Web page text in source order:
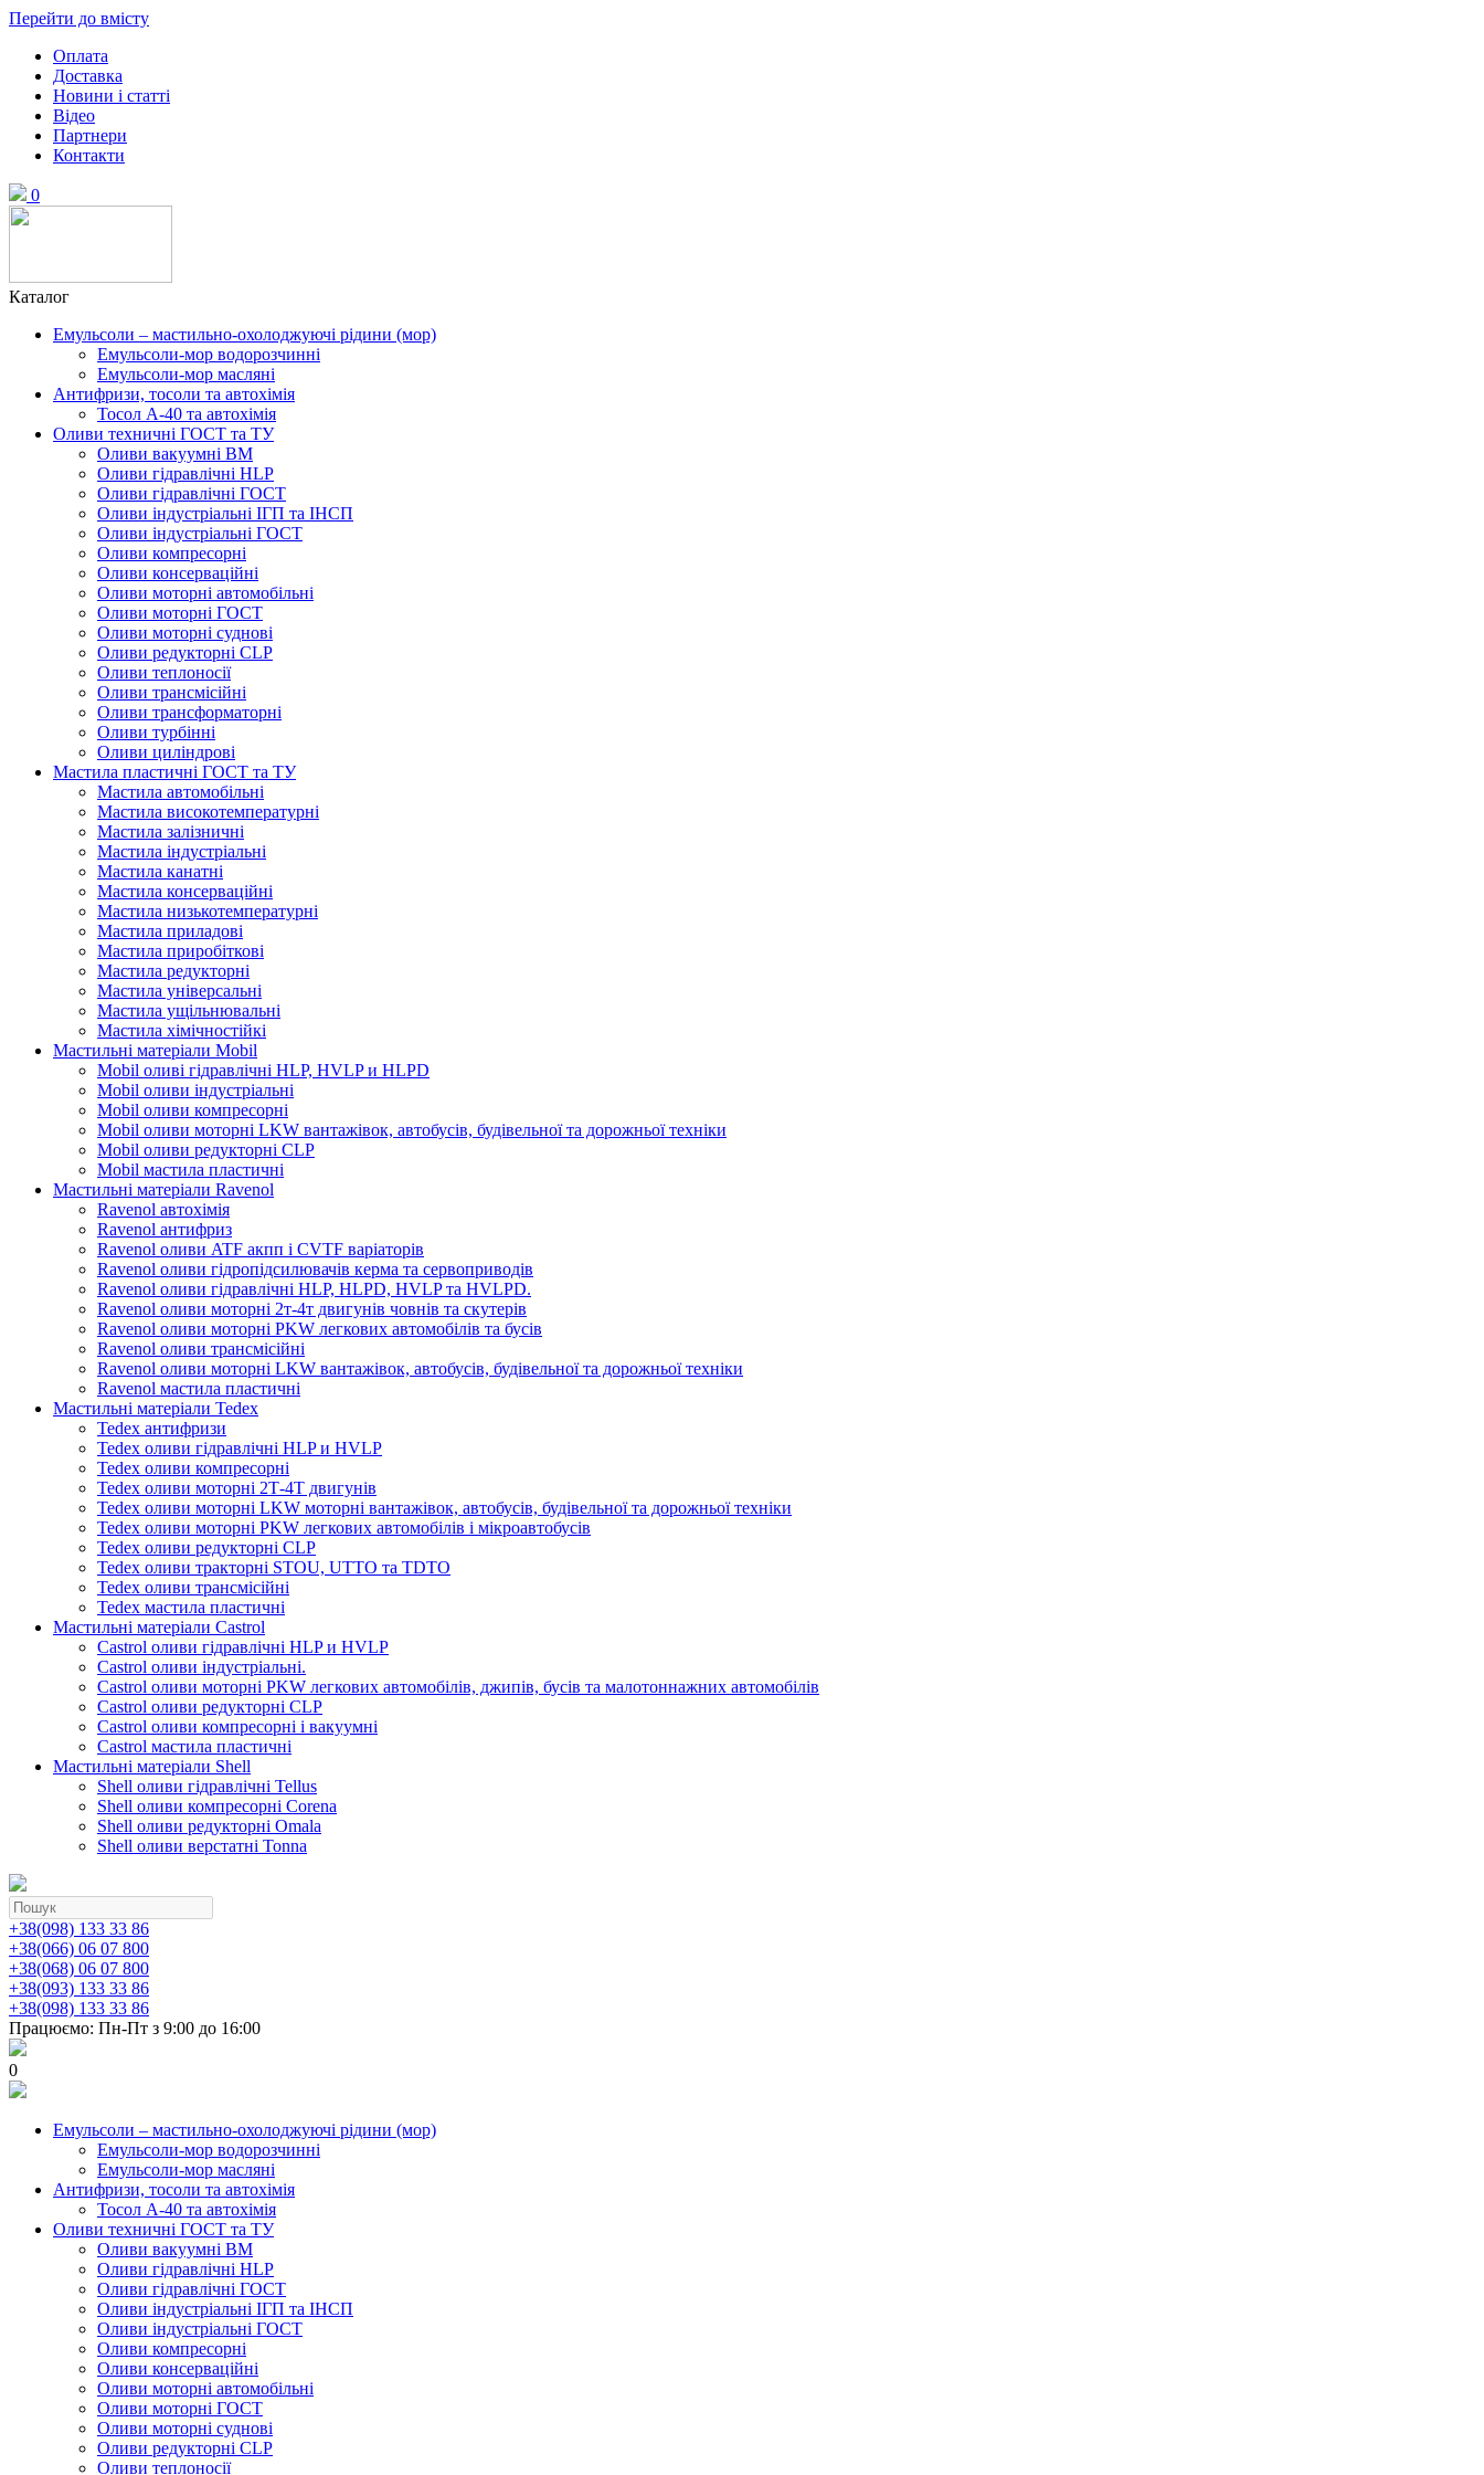
Перейти до вмісту
Оплата
Доставка
Новини і статті
Відео
Партнери
Контакти
0
Каталог
Емульсоли – мастильно-охолоджуючі рідини (мор)
Емульсоли-мор водорозчинні
Емульсоли-мор масляні
Антифризи, тосоли та автохімія
Тосол А-40 та автохімія
Оливи техничні ГОСТ та ТУ
Оливи вакуумні ВМ
Оливи гідравлічні HLP
Оливи гідравлічні ГОСТ
Оливи індустріальні ІГП та ІНСП
Оливи індустріальні ГОСТ
Оливи компресорні
Оливи консерваційні
Оливи моторні автомобільні
Оливи моторні ГОСТ
Оливи моторні суднові
Оливи редукторні CLP
Оливи теплоносії
Оливи трансмісійні
Оливи трансформаторні
Оливи турбінні
Оливи циліндрові
Мастила пластичні ГОСТ та ТУ
Мастила автомобільні
Мастила високотемпературні
Мастила залізничні
Мастила індустріальні
Мастила канатні
Мастила консерваційні
Мастила низькотемпературні
Мастила приладові
Мастила приробіткові
Мастила редукторні
Мастила універсальні
Мастила ущільнювальні
Мастила хімічностійкі
Мастильні матеріали Mobil
Mobil оливі гідравлічні HLP, HVLP и HLPD
Mobil оливи індустріальні
Mobil оливи компресорні
Mobil оливи моторні LKW вантажівок, автобусів, будівельної та дорожньої техніки
Mobil оливи редукторні CLP
Mobil мастила пластичні
Мастильні матеріали Ravenol
Ravenol автохімія
Ravenol антифриз
Ravenol оливи ATF акпп і CVTF варіаторів
Ravenol оливи гідропідсилювачів керма та сервоприводів
Ravenol оливи гідравлічні HLP, HLPD, HVLP та HVLPD.
Ravenol оливи моторні 2т-4т двигунів човнів та скутерів
Ravenol оливи моторні PKW легкових автомобілів та бусів
Ravenol оливи трансмісійні
Ravenol оливи моторні LKW вантажівок, автобусів, будівельної та дорожньої техніки
Ravenol мастила пластичні
Мастильні матеріали Tedex
Tedex антифризи
Tedex оливи гідравлічні HLP и HVLP
Tedex оливи компресорні
Tedex оливи моторні 2Т-4Т двигунів
Tedex оливи моторні LKW моторні вантажівок, автобусів, будівельної та дорожньої техніки
Tedex оливи моторні PKW легкових автомобілів і мікроавтобусів
Tedex оливи редукторні CLP
Tedex оливи тракторні STOU, UTTO та TDTO
Tedex оливи трансмісійні
Tedex мастила пластичні
Мастильні матеріали Castrol
Castrol оливи гідравлічні HLP и HVLP
Castrol оливи індустріальні.
Castrol оливи моторні PKW легкових автомобілів, джипів, бусів та малотоннажних автомобілів
Castrol оливи редукторні CLP
Castrol оливи компресорні і вакуумні
Castrol мастила пластичні
Мастильні матеріали Shell
Shell оливи гідравлічні Tellus
Shell оливи компресорні Corena
Shell оливи редукторні Omala
Shell оливи верстатні Tonna
+38(098) 133 33 86
+38(066) 06 07 800
+38(068) 06 07 800
+38(093) 133 33 86
+38(098) 133 33 86
Працюємо: Пн-Пт з 9:00 до 16:00
0
Емульсоли – мастильно-охолоджуючі рідини (мор)
Емульсоли-мор водорозчинні
Емульсоли-мор масляні
Антифризи, тосоли та автохімія
Тосол А-40 та автохімія
Оливи техничні ГОСТ та ТУ
Оливи вакуумні ВМ
Оливи гідравлічні HLP
Оливи гідравлічні ГОСТ
Оливи індустріальні ІГП та ІНСП
Оливи індустріальні ГОСТ
Оливи компресорні
Оливи консерваційні
Оливи моторні автомобільні
Оливи моторні ГОСТ
Оливи моторні суднові
Оливи редукторні CLP
Оливи теплоносії